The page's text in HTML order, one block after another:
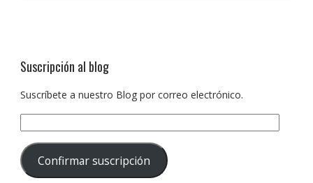
Suscripción al blog
Suscríbete a nuestro Blog por correo electrónico.
correo
electrónico:
Confirmar suscripción